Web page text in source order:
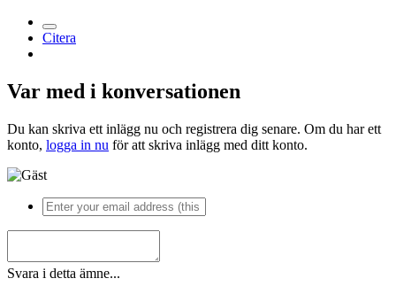
Citera
Var med i konversationen
Du kan skriva ett inlägg nu och registrera dig senare. Om du har ett
konto, logga in nu för att skriva inlägg med ditt konto.
Svara i detta ämne...